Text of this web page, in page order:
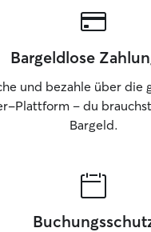
Bargeldlose
und bezahle über die
Plattform – du
Bargeld.